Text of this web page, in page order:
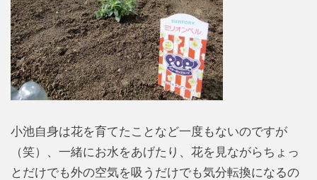
小池自身は花を育てたことなど一度もないのですが
（笑）、一緒にお水をあげたり、花を見ながらちょっ
とだけでも外の空気を吸うだけでも気分転換になるの